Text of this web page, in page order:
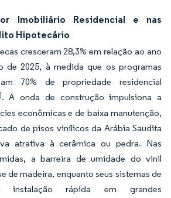
Imobiliário Residencial e nas
Hipotecário
cresceram 28,3% em relação ao ano
de 2025, à medida que os programas
70% de propriedade residencial
. A onda de construção impulsiona a
econômicas e de baixa manutenção,
de pisos vinílicos da Arábia Saudita
atrativa à cerâmica ou pedra. Nas
a barreira de umidade do vinil
de madeira, enquanto seus sistemas de
instalação rápida em grandes